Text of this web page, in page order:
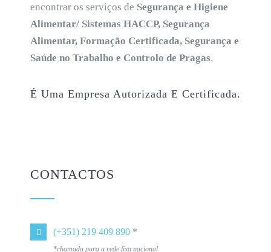
encontrar os serviços de Segurança e Higiene
Alimentar/ Sistemas HACCP, Segurança
Alimentar, Formação Certificada, Segurança e
Saúde no Trabalho e Controlo de Pragas.
É Uma Empresa Autorizada E Certificada.
CONTACTOS
(+351) 219 409 890 *
*chamada para a rede fixa nacional